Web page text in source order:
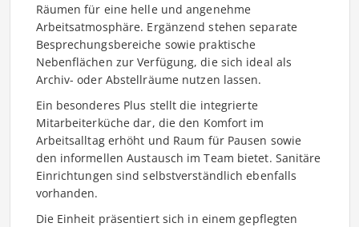
Räumen für eine helle und angenehme
Arbeitsatmosphäre. Ergänzend stehen separate
Besprechungsbereiche sowie praktische
Nebenflächen zur Verfügung, die sich ideal als
Archiv- oder Abstellräume nutzen lassen.
Ein besonderes Plus stellt die integrierte
Mitarbeiterküche dar, die den Komfort im
Arbeitsalltag erhöht und Raum für Pausen sowie
den informellen Austausch im Team bietet. Sanitäre
Einrichtungen sind selbstverständlich ebenfalls
vorhanden.
Die Einheit präsentiert sich in einem gepflegten